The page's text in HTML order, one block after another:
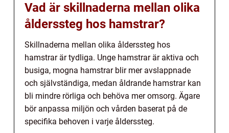
Vad är skillnaderna mellan olika
ålderssteg hos hamstrar?
Skillnaderna mellan olika ålderssteg hos
hamstrar är tydliga. Unge hamstrar är aktiva och
busiga, mogna hamstrar blir mer avslappnade
och självständiga, medan åldrande hamstrar kan
bli mindre rörliga och behöva mer omsorg. Ägare
bör anpassa miljön och vården baserat på de
specifika behoven i varje ålderssteg.